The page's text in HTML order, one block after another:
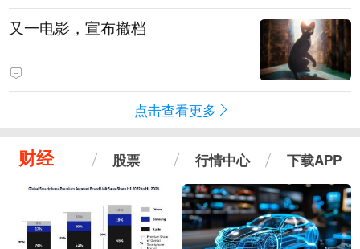
又一电影，宣布撤档
点击查看更多
财经 股票 行情中心 下载APP